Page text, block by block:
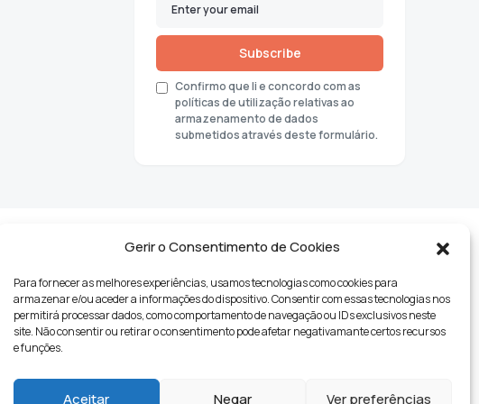
Gerir o Consentimento de Cookies
Para fornecer as melhores experiências, usamos tecnologias como cookies para
armazenar e/ou aceder a informações do dispositivo. Consentir com essas tecnologias nos
permitirá processar dados, como comportamento de navegação ou IDs exclusivos neste
site. Não consentir ou retirar o consentimento pode afetar negativamante certos recursos
e funções.
Aceitar Negar Ver preferências
Subscribe
Confirmo que li e concordo com as
políticas de utilização relativas ao
armazenamento de dados
submetidos através deste formulário.
Lifestyle